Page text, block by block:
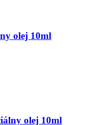
olej 10ml
olej 10ml